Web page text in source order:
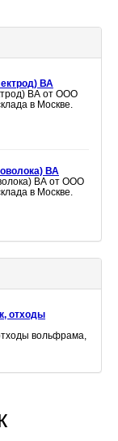
ВА
ВА от ООО
в Москве.
ВА
ВА от ООО
в Москве.
отходы
вольфрама,